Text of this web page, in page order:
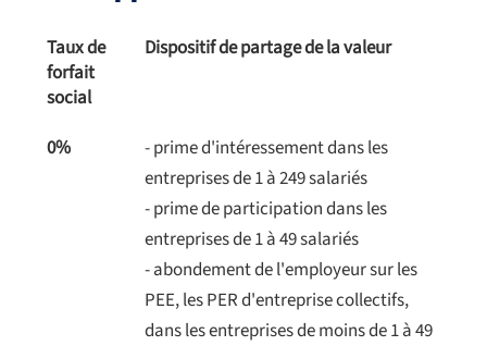
Taux de
forfait
social
Dispositif de partage de la valeur
0%
- prime d'intéressement dans les
entreprises de 1 à 249 salariés
- prime de participation dans les
entreprises de 1 à 49 salariés
- abondement de l'employeur sur les
PEE, les PER d'entreprise collectifs,
dans les entreprises de moins de 1 à 49